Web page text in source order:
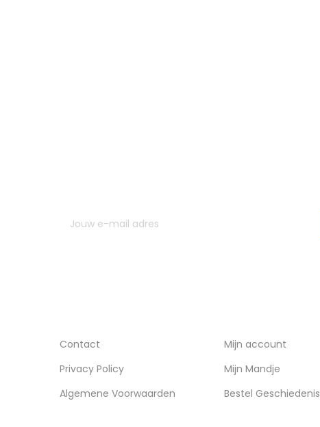
Contact
Privacy Policy
Algemene Voorwaarden
Mijn account
Mijn Mandje
Bestel Geschiedenis